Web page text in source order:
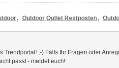
, Outdoor Outlet Restposten,
Trendportal! ;-) Falls Ihr Fragen oder
passt - meldet euch!